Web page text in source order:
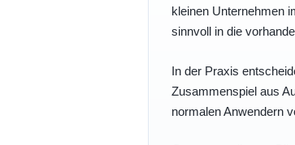
kleinen Unternehmen
sinnvoll in die
In der Praxis
Zusammenspiel aus
normalen Anwendern